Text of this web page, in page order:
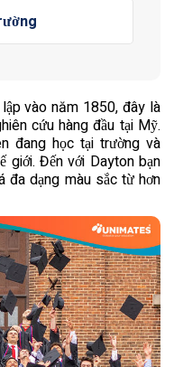
vào năm 1850, đây là
cứu hàng đầu tại Mỹ.
đang học tại trường và
giới. Đến với Dayton bạn
đa dạng màu sắc từ hơn